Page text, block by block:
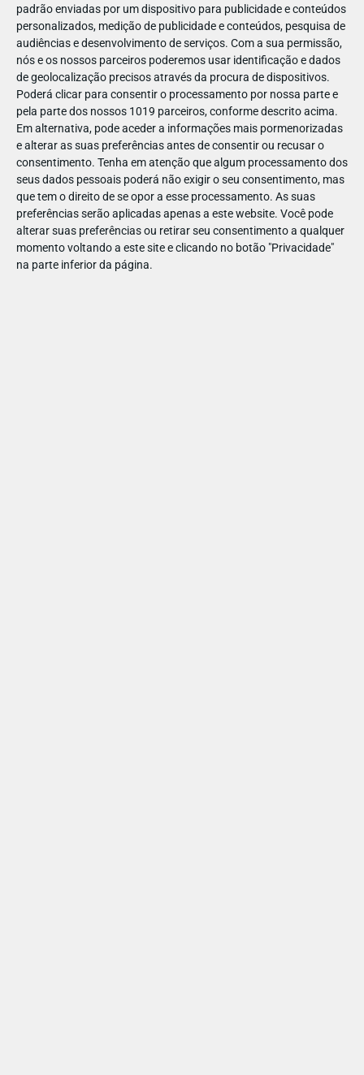
padrão enviadas por um dispositivo para publicidade e conteúdos
personalizados, medição de publicidade e conteúdos, pesquisa de
audiências e desenvolvimento de serviços. Com a sua permissão,
nós e os nossos parceiros poderemos usar identificação e dados
de geolocalização precisos através da procura de dispositivos.
Poderá clicar para consentir o processamento por nossa parte e
pela parte dos nossos 1019 parceiros, conforme descrito acima.
Em alternativa, pode aceder a informações mais pormenorizadas
e alterar as suas preferências antes de consentir ou recusar o
consentimento. Tenha em atenção que algum processamento dos
seus dados pessoais poderá não exigir o seu consentimento, mas
que tem o direito de se opor a esse processamento. As suas
preferências serão aplicadas apenas a este website. Você pode
alterar suas preferências ou retirar seu consentimento a qualquer
momento voltando a este site e clicando no botão "Privacidade"
na parte inferior da página.
Onde comprar roupa para bebé que junte conforto e
a maior ternura?
Entre mudas, sestas e rotinas novas, o que os pais
mais procuram com a chegada de um bebé é simples:
…
MERCADINHO
M/5 anos